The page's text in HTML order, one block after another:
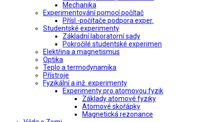
Mechanika
Experimentování pomocí počítač
Přísl.-počítače podpora exper.
Studentské experimenty
Základní laboratorní sady
Pokročilé studentské experimen
Elektřina a magnetismus
Optika
Teplo a termodynamika
Přístroje
Fyzikální a inž. experimenty
Experimenty pro atomovou fyzik
Základy atomové fyziky
Atomové skořápky
Magnetická rezonance